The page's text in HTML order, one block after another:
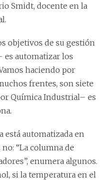
Smidt, docente en la
objetivos de su gestión
es automatizar los
haciendo por
frentes, son siete
Química Industrial– es
está automatizada en
“La columna de
enumera algunos.
si la temperatura en el